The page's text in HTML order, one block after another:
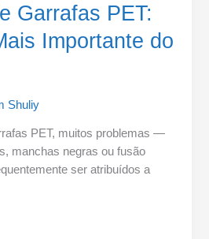
Garrafas PET:
Importante do
Shuliy
PET, muitos problemas —
manchas negras ou fusão
ser atribuídos a